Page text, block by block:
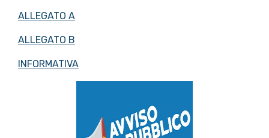
ALLEGATO A
ALLEGATO B
INFORMATIVA